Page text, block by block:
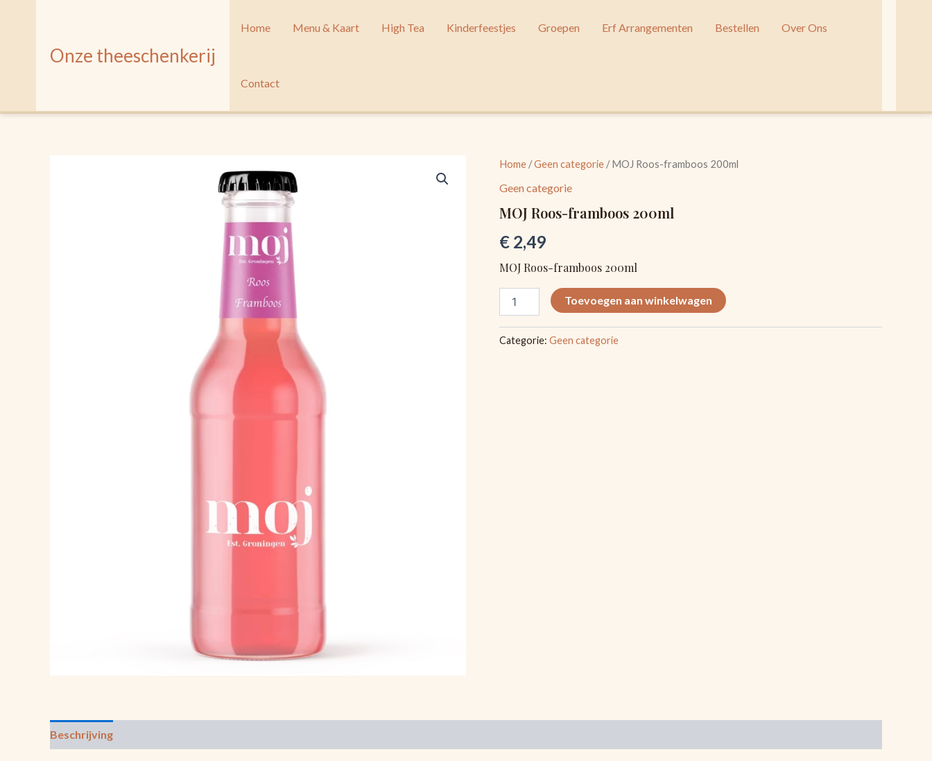
Onze theeschenkerij
Home Menu & Kaart High Tea Kinderfeestjes Groepen Erf Arrangementen Bestellen Over Ons
Contact
Home /Geen categorie / MOJ Roos-framboos 200ml
Geen categorie
MOJ Roos-framboos 200ml
€ 2,49
MOJ Roos-framboos 200ml
MOJ
framboos
aantal
Toevoegen aan winkelwagen
Categorie: Geen categorie
Beschrijving